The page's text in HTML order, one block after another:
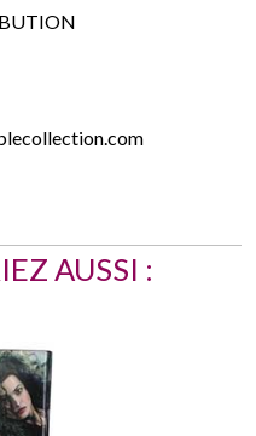
AUSSI :